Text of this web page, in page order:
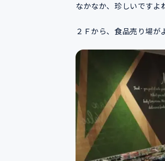
なかなか、珍しいですよ
２Ｆから、食品売り場が